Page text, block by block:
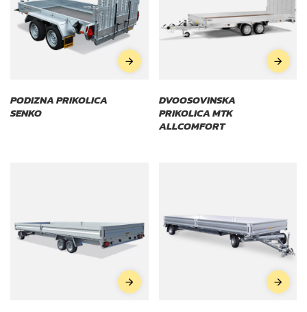
PODIZNA PRIKOLICA
SENKO
DVOOSOVINSKA
PRIKOLICA MTK
ALLCOMFORT